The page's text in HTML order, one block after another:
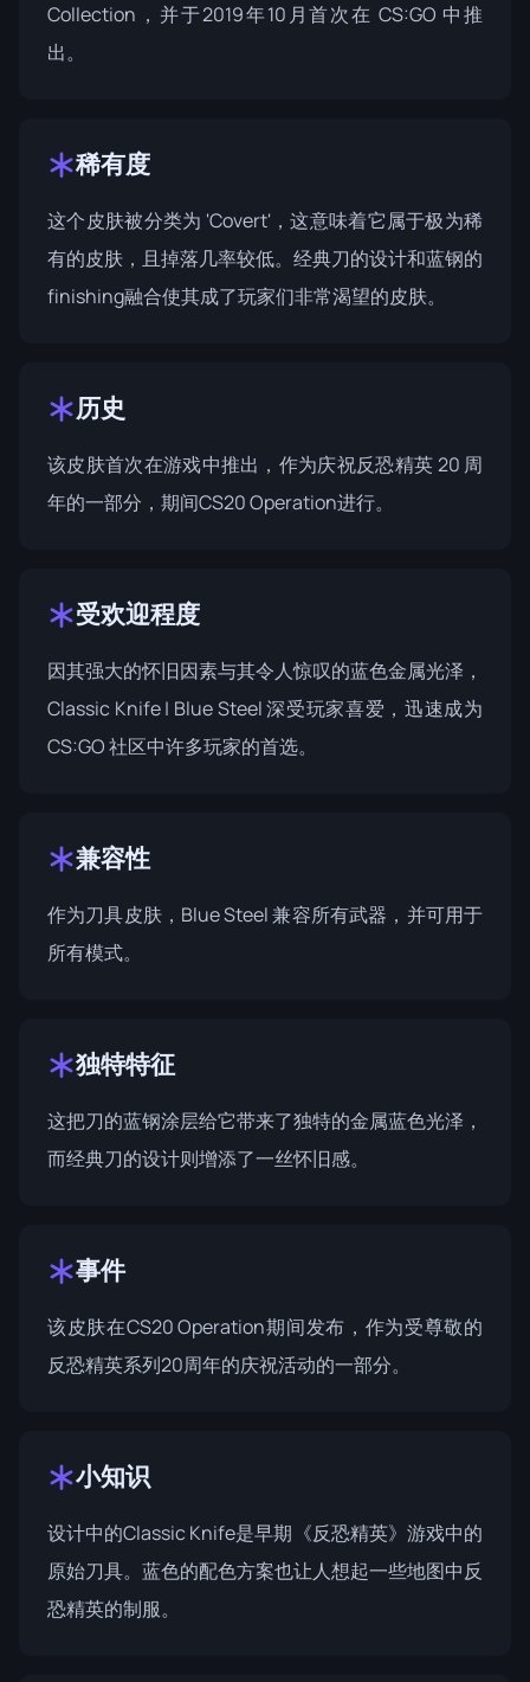
Collection ，并于2019年10月首次在 CS:GO 中推
出。
稀有度
这个皮肤被分类为 'Covert'，这意味着它属于极为稀
有的皮肤，且掉落几率较低。经典刀的设计和蓝钢的
finishing融合使其成了玩家们非常渴望的皮肤。
历史
该皮肤首次在游戏中推出，作为庆祝反恐精英 20 周
年的一部分，期间CS20 Operation进行。
受欢迎程度
因其强大的怀旧因素与其令人惊叹的蓝色金属光泽，
Classic Knife | Blue Steel 深受玩家喜爱，迅速成为
CS:GO 社区中许多玩家的首选。
兼容性
作为刀具皮肤，Blue Steel 兼容所有武器，并可用于
所有模式。
独特特征
这把刀的蓝钢涂层给它带来了独特的金属蓝色光泽，
而经典刀的设计则增添了一丝怀旧感。
事件
该皮肤在CS20 Operation期间发布，作为受尊敬的
反恐精英系列20周年的庆祝活动的一部分。
小知识
设计中的Classic Knife是早期《反恐精英》游戏中的
原始刀具。蓝色的配色方案也让人想起一些地图中反
恐精英的制服。